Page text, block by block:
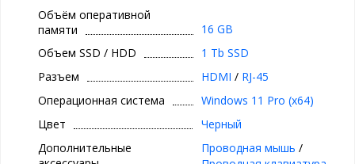
Объём оперативной
памяти
16 GB
Объем SSD / HDD
1 Tb SSD
Разъем
HDMI / RJ-45
Операционная система
Windows 11 Pro (x64)
Цвет
Черный
Дополнительные
Проводная мышь /